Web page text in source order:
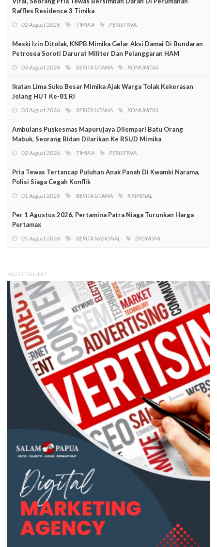
Raffles Residence 3 Timika
02 August 2026 TIMIKA PERISTIWA
Meski Izin Ditolak, KNPB Mimika Gelar Aksi Damai Di Bundaran
Petrosea Soroti Darurat Militer Dan Pelanggaran HAM
03 August 2026 BERITA UTAMA KOMUNITAS
Ikatan Lima Suku Besar Mimika Ajak Warga Tolak Kekerasan
Jelang HUT Ke-81 RI
03 August 2026 BERITA UTAMA KOMUNITAS
Ambulans Puskesmas Mapurujaya Dilempari Batu Orang
Mabuk, Seorang Bidan Dilarikan Ke RSUD Mimika
02 August 2026 TIMIKA PERISTIWA
Pria Tewas Tertancap Puluhan Anak Panah Di Kwamki Narama,
Polisi Siaga Cegah Konflik
01 August 2026 BERITA UTAMA KRIMINAL
Per 1 Agustus 2026, Pertamina Patra Niaga Turunkan Harga
Pertamax
01 August 2026 BERITA NASIONAL EKONOMI
ADVERTISEMENT